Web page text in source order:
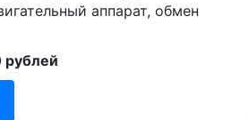
аппарат, обмен
рублей